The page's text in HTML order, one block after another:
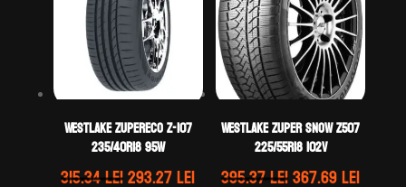
WestLake ZUPERECO Z-107
235/40R18 95W
315.34leiPrețul
293.27leiPrețul
WestLake ZUPER SNOW Z507
225/55R18 102V
395.37leiPrețul
367.69leiPrețul